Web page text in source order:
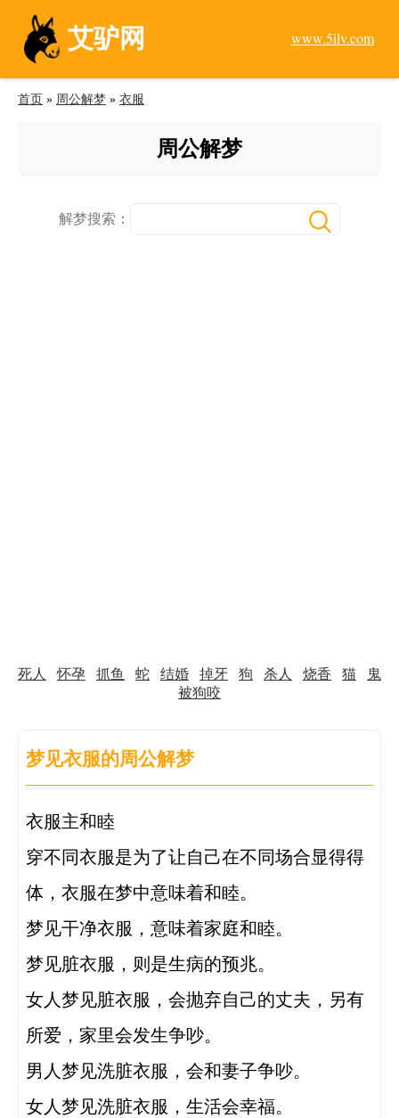
www.5ilv.com
艾驴网
首页 » 周公解梦 » 衣服
周公解梦
解梦搜索：
死人 怀孕 抓鱼 蛇 结婚 掉牙 狗 杀人 烧香 猫
鬼
被狗咬
梦见衣服的周公解梦
衣服主和睦
穿不同衣服是为了让自己在不同场合显得得
体，衣服在梦中意味着和睦。
梦见干净衣服，意味着家庭和睦。
梦见脏衣服，则是生病的预兆。
女人梦见脏衣服，会抛弃自己的丈夫，另有
所爱，家里会发生争吵。
男人梦见洗脏衣服，会和妻子争吵。
女人梦见洗脏衣服，生活会幸福。